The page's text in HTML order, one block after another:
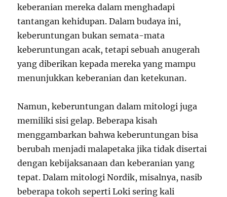
keberanian mereka dalam menghadapi
tantangan kehidupan. Dalam budaya ini,
keberuntungan bukan semata-mata
keberuntungan acak, tetapi sebuah anugerah
yang diberikan kepada mereka yang mampu
menunjukkan keberanian dan ketekunan.
Namun, keberuntungan dalam mitologi juga
memiliki sisi gelap. Beberapa kisah
menggambarkan bahwa keberuntungan bisa
berubah menjadi malapetaka jika tidak disertai
dengan kebijaksanaan dan keberanian yang
tepat. Dalam mitologi Nordik, misalnya, nasib
beberapa tokoh seperti Loki sering kali